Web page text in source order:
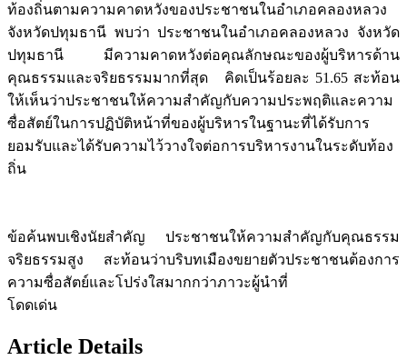
ท้องถิ่นตามความคาดหวังของประชาชนในอำเภอคลองหลวง
จังหวัดปทุมธานี พบว่า ประชาชนในอำเภอคลองหลวง จังหวัด
ปทุมธานี มีความคาดหวังต่อคุณลักษณะของผู้บริหารด้าน
คุณธรรมและจริยธรรมมากที่สุด คิดเป็นร้อยละ 51.65 สะท้อน
ให้เห็นว่าประชาชนให้ความสำคัญกับความประพฤติและความ
ซื่อสัตย์ในการปฏิบัติหน้าที่ของผู้บริหารในฐานะที่ได้รับการ
ยอมรับและได้รับความไว้วางใจต่อการบริหารงานในระดับท้อง
ถิ่น
ข้อค้นพบเชิงนัยสำคัญ ประชาชนให้ความสำคัญกับคุณธรรม
จริยธรรมสูง สะท้อนว่าบริบทเมืองขยายตัวประชาชนต้องการ
ความซื่อสัตย์และโปร่งใสมากกว่าภาวะผู้นำที่
โดดเด่น
Article Details